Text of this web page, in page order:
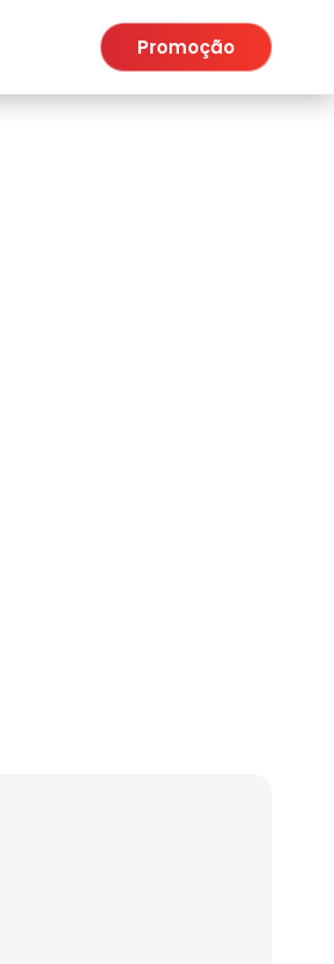
Promoção